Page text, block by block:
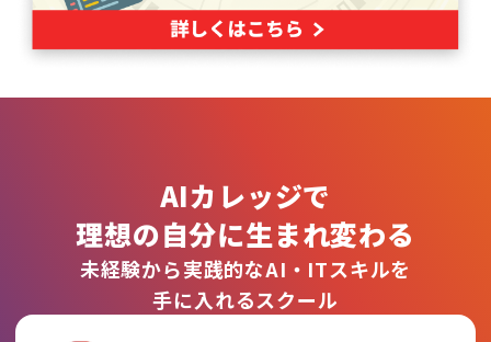
AIカレッジで
理想の自分に生まれ変わる
未経験から実践的なAI・ITスキルを
手に入れるスクール